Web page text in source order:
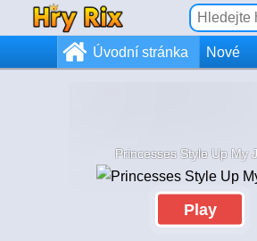
Úvodní stránka Nové
Princesses Style Up My
Play